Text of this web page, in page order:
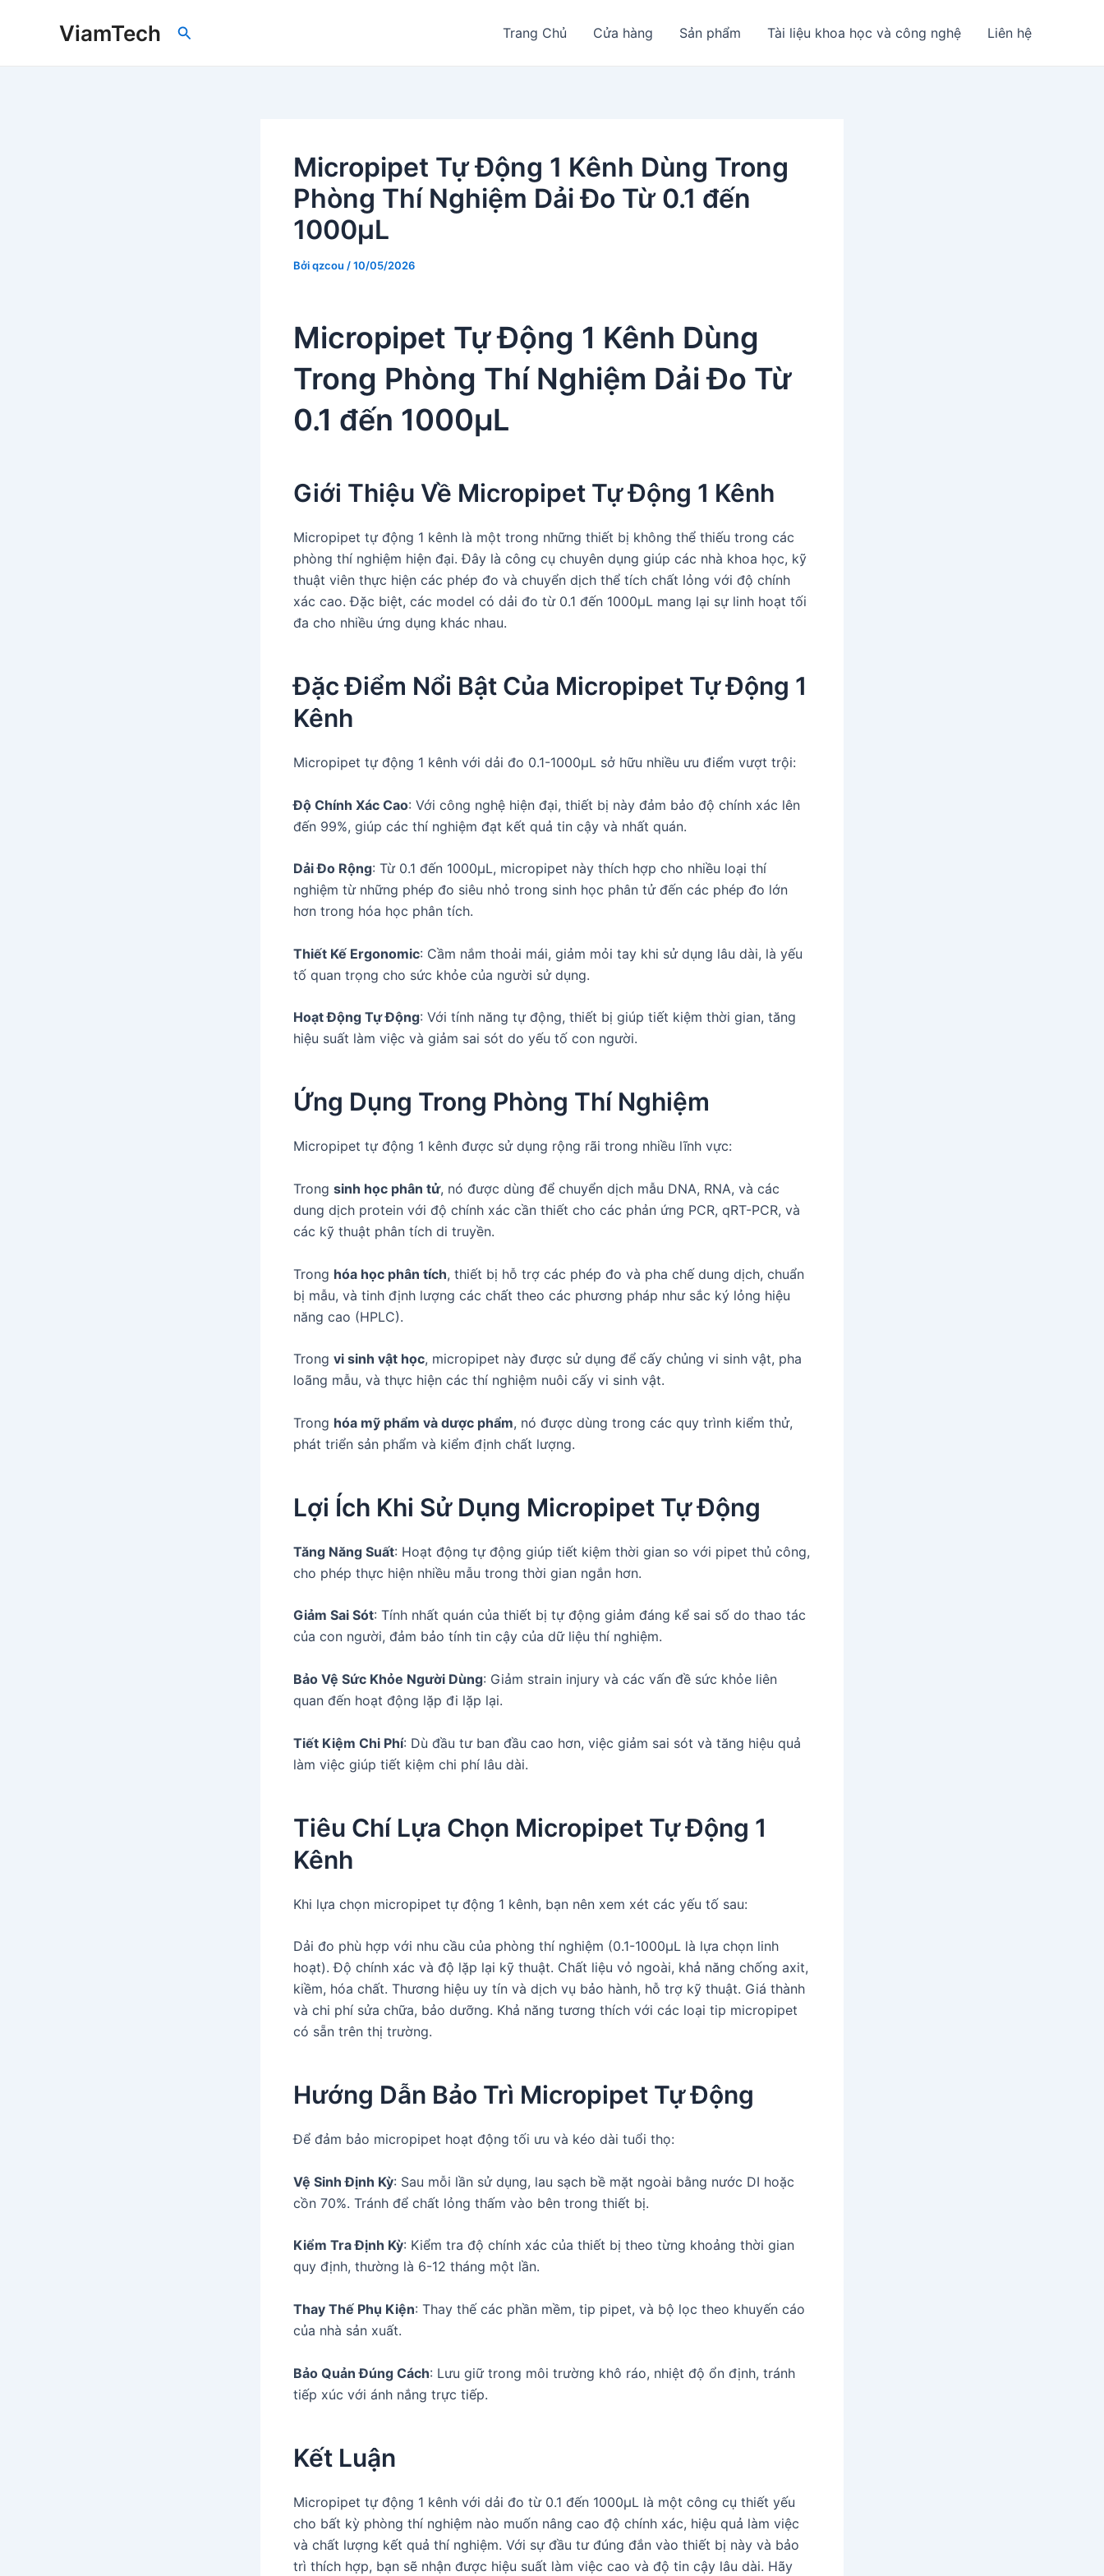
ViamTech
Tìm
Trang Chủ Cửa hàng Sản phẩm Tài liệu khoa học và công nghệ Liên hệ
Micropipet Tự Động 1 Kênh Dùng Trong
Phòng Thí Nghiệm Dải Đo Từ 0.1 đến
1000µL
Bởiqzcou /10/05/2026
Micropipet Tự Động 1 Kênh Dùng
Trong Phòng Thí Nghiệm Dải Đo Từ
0.1 đến 1000µL
Giới Thiệu Về Micropipet Tự Động 1 Kênh
Micropipet tự động 1 kênh là một trong những thiết bị không thể thiếu trong các
phòng thí nghiệm hiện đại. Đây là công cụ chuyên dụng giúp các nhà khoa học, kỹ
thuật viên thực hiện các phép đo và chuyển dịch thể tích chất lỏng với độ chính
xác cao. Đặc biệt, các model có dải đo từ 0.1 đến 1000µL mang lại sự linh hoạt tối
đa cho nhiều ứng dụng khác nhau.
Đặc Điểm Nổi Bật Của Micropipet Tự Động 1
Kênh
Micropipet tự động 1 kênh với dải đo 0.1-1000µL sở hữu nhiều ưu điểm vượt trội:
Độ Chính Xác Cao: Với công nghệ hiện đại, thiết bị này đảm bảo độ chính xác lên
đến 99%, giúp các thí nghiệm đạt kết quả tin cậy và nhất quán.
Dải Đo Rộng: Từ 0.1 đến 1000µL, micropipet này thích hợp cho nhiều loại thí
nghiệm từ những phép đo siêu nhỏ trong sinh học phân tử đến các phép đo lớn
hơn trong hóa học phân tích.
Thiết Kế Ergonomic: Cầm nắm thoải mái, giảm mỏi tay khi sử dụng lâu dài, là yếu
tố quan trọng cho sức khỏe của người sử dụng.
Hoạt Động Tự Động: Với tính năng tự động, thiết bị giúp tiết kiệm thời gian, tăng
hiệu suất làm việc và giảm sai sót do yếu tố con người.
Ứng Dụng Trong Phòng Thí Nghiệm
Micropipet tự động 1 kênh được sử dụng rộng rãi trong nhiều lĩnh vực:
Trong sinh học phân tử, nó được dùng để chuyển dịch mẫu DNA, RNA, và các
dung dịch protein với độ chính xác cần thiết cho các phản ứng PCR, qRT-PCR, và
các kỹ thuật phân tích di truyền.
Trong hóa học phân tích, thiết bị hỗ trợ các phép đo và pha chế dung dịch, chuẩn
bị mẫu, và tinh định lượng các chất theo các phương pháp như sắc ký lỏng hiệu
năng cao (HPLC).
Trong vi sinh vật học, micropipet này được sử dụng để cấy chủng vi sinh vật, pha
loãng mẫu, và thực hiện các thí nghiệm nuôi cấy vi sinh vật.
Trong hóa mỹ phẩm và dược phẩm, nó được dùng trong các quy trình kiểm thử,
phát triển sản phẩm và kiểm định chất lượng.
Lợi Ích Khi Sử Dụng Micropipet Tự Động
Tăng Năng Suất: Hoạt động tự động giúp tiết kiệm thời gian so với pipet thủ công,
cho phép thực hiện nhiều mẫu trong thời gian ngắn hơn.
Giảm Sai Sót: Tính nhất quán của thiết bị tự động giảm đáng kể sai số do thao tác
của con người, đảm bảo tính tin cậy của dữ liệu thí nghiệm.
Bảo Vệ Sức Khỏe Người Dùng: Giảm strain injury và các vấn đề sức khỏe liên
quan đến hoạt động lặp đi lặp lại.
Tiết Kiệm Chi Phí: Dù đầu tư ban đầu cao hơn, việc giảm sai sót và tăng hiệu quả
làm việc giúp tiết kiệm chi phí lâu dài.
Tiêu Chí Lựa Chọn Micropipet Tự Động 1
Kênh
Khi lựa chọn micropipet tự động 1 kênh, bạn nên xem xét các yếu tố sau:
Dải đo phù hợp với nhu cầu của phòng thí nghiệm (0.1-1000µL là lựa chọn linh
hoạt). Độ chính xác và độ lặp lại kỹ thuật. Chất liệu vỏ ngoài, khả năng chống axit,
kiềm, hóa chất. Thương hiệu uy tín và dịch vụ bảo hành, hỗ trợ kỹ thuật. Giá thành
và chi phí sửa chữa, bảo dưỡng. Khả năng tương thích với các loại tip micropipet
có sẵn trên thị trường.
Hướng Dẫn Bảo Trì Micropipet Tự Động
Để đảm bảo micropipet hoạt động tối ưu và kéo dài tuổi thọ:
Vệ Sinh Định Kỳ: Sau mỗi lần sử dụng, lau sạch bề mặt ngoài bằng nước DI hoặc
cồn 70%. Tránh để chất lỏng thấm vào bên trong thiết bị.
Kiểm Tra Định Kỳ: Kiểm tra độ chính xác của thiết bị theo từng khoảng thời gian
quy định, thường là 6-12 tháng một lần.
Thay Thế Phụ Kiện: Thay thế các phần mềm, tip pipet, và bộ lọc theo khuyến cáo
của nhà sản xuất.
Bảo Quản Đúng Cách: Lưu giữ trong môi trường khô ráo, nhiệt độ ổn định, tránh
tiếp xúc với ánh nắng trực tiếp.
Kết Luận
Micropipet tự động 1 kênh với dải đo từ 0.1 đến 1000µL là một công cụ thiết yếu
cho bất kỳ phòng thí nghiệm nào muốn nâng cao độ chính xác, hiệu quả làm việc
và chất lượng kết quả thí nghiệm. Với sự đầu tư đúng đắn vào thiết bị này và bảo
trì thích hợp, bạn sẽ nhận được hiệu suất làm việc cao và độ tin cậy lâu dài. Hãy